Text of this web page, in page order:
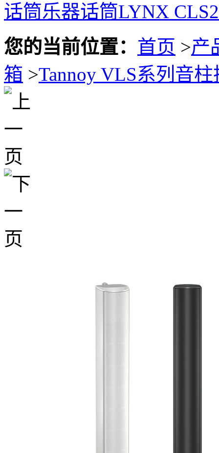
话筒乐器话筒LYNX
您的当前位置： 首页 >产
箱 >Tannoy VLS系列音